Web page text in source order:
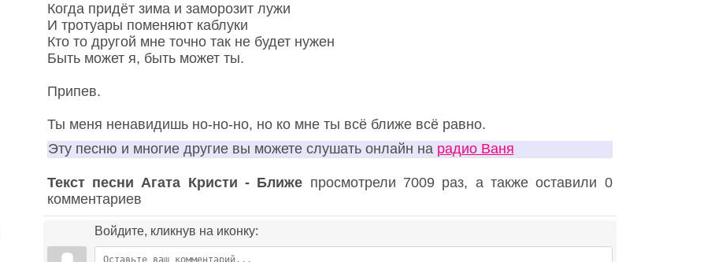
Когда придёт зима и заморозит лужи
И тротуары поменяют каблуки
Кто то другой мне точно так не будет нужен
Быть может я, быть может ты.
Припев.
Ты меня ненавидишь но-но-но, но ко мне ты всё ближе всё равно.
Эту песню и многие другие вы можете слушать онлайн на радио Ваня
Текст песни Агата Кристи - Ближе просмотрели 7009 раз, а также оставили 0
комментариев
Войдите, кликнув на иконку: